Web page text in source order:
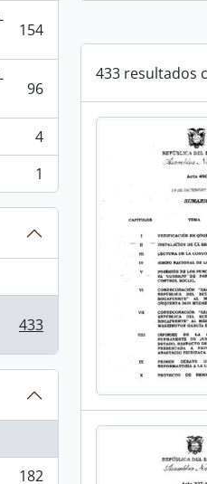
154
96
4
1
433
182
433 resultados